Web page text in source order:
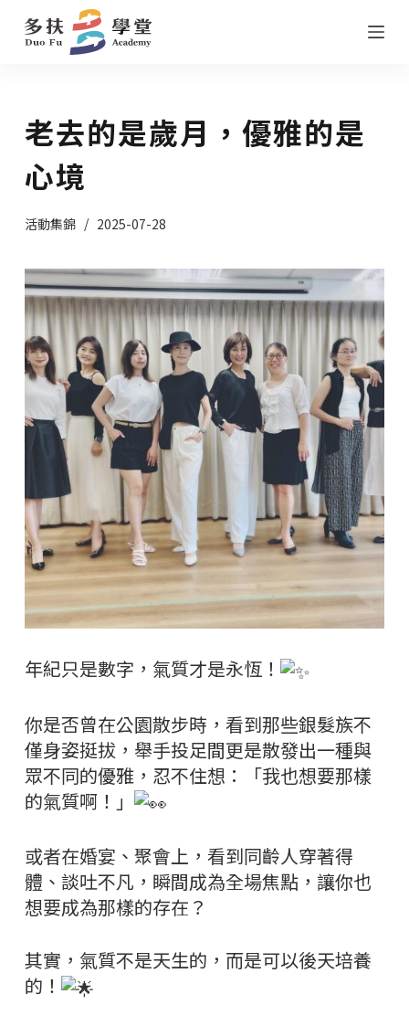
跳
至
內
老去的是歲月，優雅的是
心境
活動集錦 2025-07-28
年紀只是數字，氣質才是永恆！
你是否曾在公園散步時，看到那些銀髮族不
僅身姿挺拔，舉手投足間更是散發出一種與
眾不同的優雅，忍不住想：「我也想要那樣
的氣質啊！」
或者在婚宴、聚會上，看到同齡人穿著得
體、談吐不凡，瞬間成為全場焦點，讓你也
想要成為那樣的存在？
其實，氣質不是天生的，而是可以後天培養
的！